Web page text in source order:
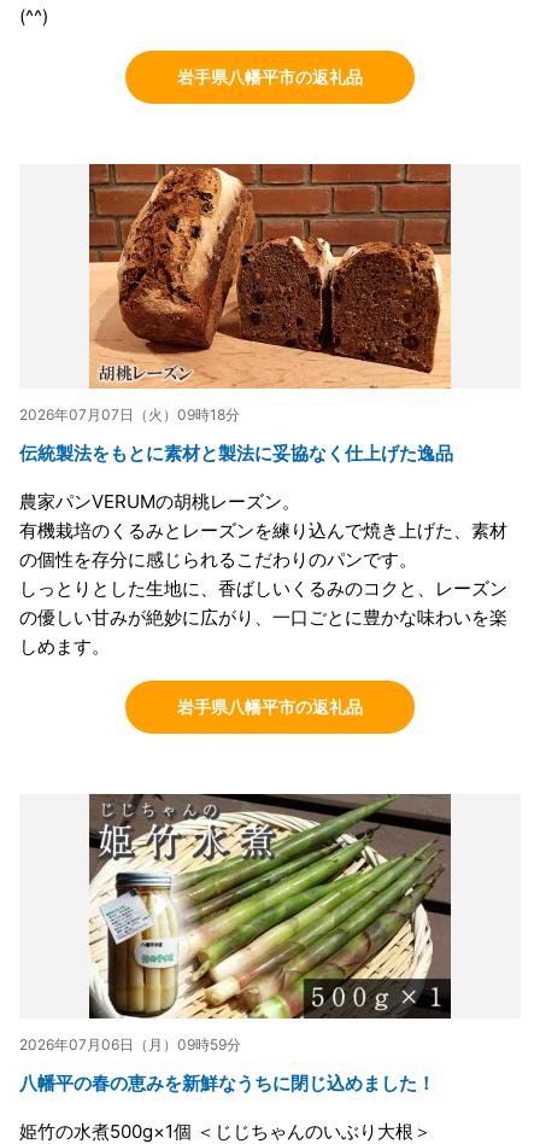
(^^)
岩手県八幡平市の返礼品
2026年07月07日（火）09時18分
伝統製法をもとに素材と製法に妥協なく仕上げた逸品
農家パンVERUMの胡桃レーズン。
有機栽培のくるみとレーズンを練り込んで焼き上げた、素材
の個性を存分に感じられるこだわりのパンです。
しっとりとした生地に、香ばしいくるみのコクと、レーズン
の優しい甘みが絶妙に広がり、一口ごとに豊かな味わいを楽
しめます。
岩手県八幡平市の返礼品
2026年07月06日（月）09時59分
八幡平の春の恵みを新鮮なうちに閉じ込めました！
姫竹の水煮500g×1個 ＜じじちゃんのいぶり大根＞